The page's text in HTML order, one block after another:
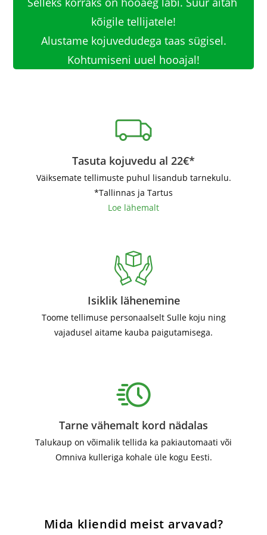
kõigile tellijatele!
Alustame kojuvedudega taas sügisel.
Kohtumiseni uuel hooajal!
Tasuta kojuvedu al 22€*
Väiksemate tellimuste puhul lisandub tarnekulu.
*Tallinnas ja Tartus
Loe lähemalt
Isiklik lähenemine
Toome tellimuse personaalselt Sulle koju ning
vajadusel aitame kauba paigutamisega.
Tarne vähemalt kord nädalas
Talukaup on võimalik tellida ka pakiautomaati või
Omniva kulleriga kohale üle kogu Eesti.
Mida kliendid meist arvavad?